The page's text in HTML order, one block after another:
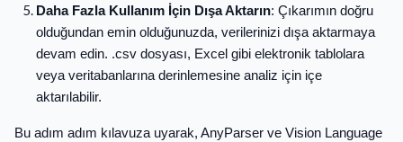
Daha Fazla Kullanım İçin Dışa Aktarın: Çıkarımın doğru
olduğundan emin olduğunuzda, verilerinizi dışa aktarmaya
devam edin. .csv dosyası, Excel gibi elektronik tablolara
veya veritabanlarına derinlemesine analiz için içe
aktarılabilir.
Bu adım adım kılavuza uyarak, AnyParser ve Vision Language